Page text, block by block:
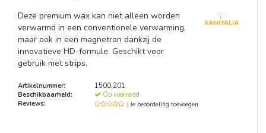
Deze premium wax kan niet alleen worden
verwarmd in een conventionele verwarming,
maar ook in een magnetron dankzij de
innovatieve HD-formule. Geschikt voor
gebruik met strips.
Artikelnummer:
1500.201
Beschikbaarheid:
Op voorraad
Reviews:
| Je beoordeling toevoegen